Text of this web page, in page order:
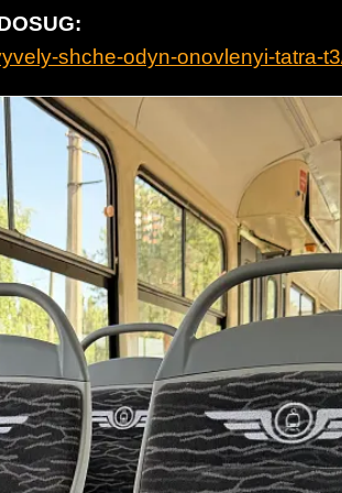
shche-odyn-onovlenyi-tatra-